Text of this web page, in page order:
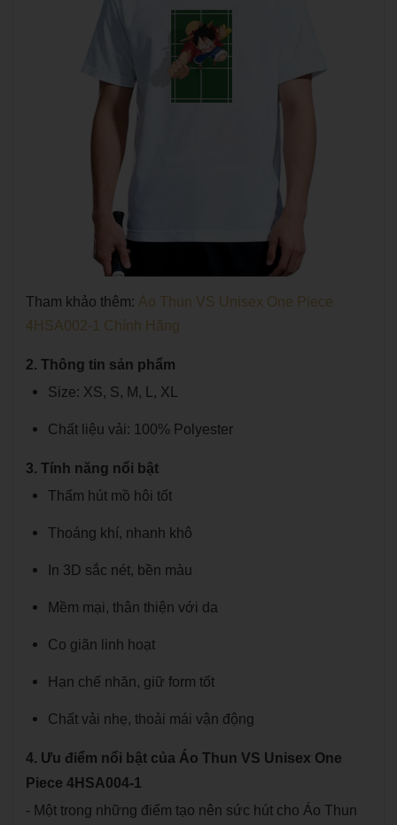
Tham khảo thêm: Áo Thun VS Unisex One Piece
4HSA002-1 Chính Hãng
2. Thông tin sản phẩm
Size: XS, S, M, L, XL
Chất liệu vải: 100% Polyester
3. Tính năng nổi bật
Thấm hút mồ hôi tốt
Thoáng khí, nhanh khô
In 3D sắc nét, bền màu
Mềm mại, thân thiện với da
Co giãn linh hoạt
Hạn chế nhăn, giữ form tốt
Chất vải nhẹ, thoải mái vận động
4. Ưu điểm nổi bật của Áo Thun VS Unisex One
Piece 4HSA004-1
- Một trong những điểm tạo nên sức hút cho Áo Thun